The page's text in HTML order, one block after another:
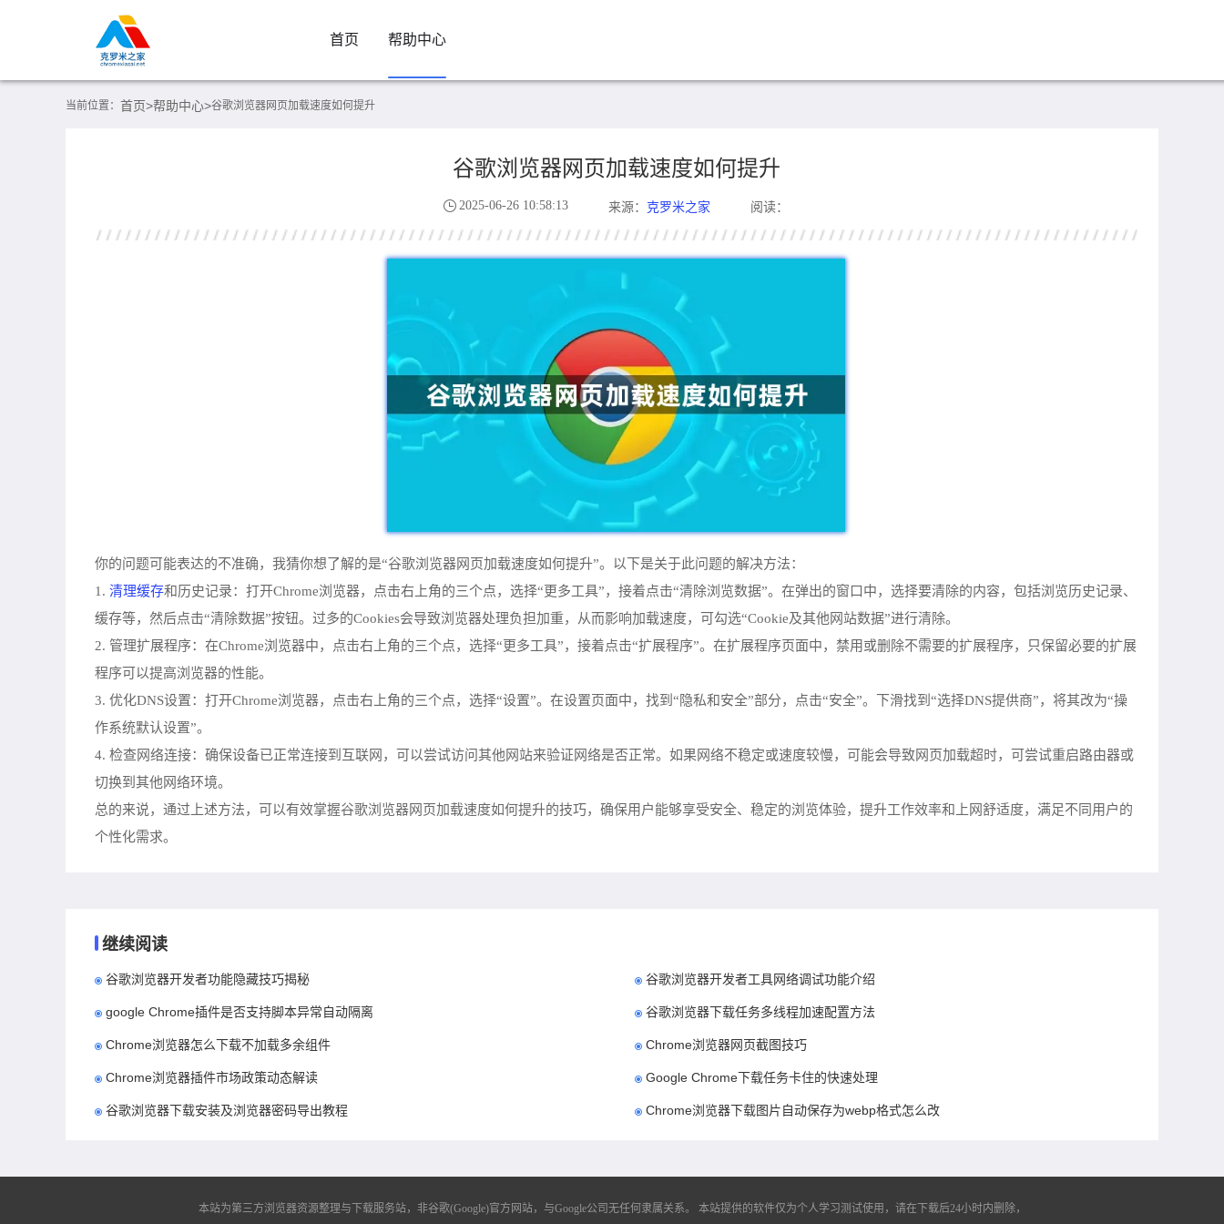
首页 帮助中心
当前位置： 首页>帮助中心>谷歌浏览器网页加载速度如何提升
谷歌浏览器网页加载速度如何提升
2025-06-26 10:58:13 来源： 克罗米之家 阅读：
你的问题可能表达的不准确，我猜你想了解的是“谷歌浏览器网页加载速度如何提升”。以下是关于此问题的解决方法：
1. 清理缓存和历史记录：打开Chrome浏览器，点击右上角的三个点，选择“更多工具”，接着点击“清除浏览数据”。在弹出的窗口中，选择要清除的内容，包括浏览历史记录、
缓存等，然后点击“清除数据”按钮。过多的Cookies会导致浏览器处理负担加重，从而影响加载速度，可勾选“Cookie及其他网站数据”进行清除。
2. 管理扩展程序：在Chrome浏览器中，点击右上角的三个点，选择“更多工具”，接着点击“扩展程序”。在扩展程序页面中，禁用或删除不需要的扩展程序，只保留必要的扩展
程序可以提高浏览器的性能。
3. 优化DNS设置：打开Chrome浏览器，点击右上角的三个点，选择“设置”。在设置页面中，找到“隐私和安全”部分，点击“安全”。下滑找到“选择DNS提供商”，将其改为“操
作系统默认设置”。
4. 检查网络连接：确保设备已正常连接到互联网，可以尝试访问其他网站来验证网络是否正常。如果网络不稳定或速度较慢，可能会导致网页加载超时，可尝试重启路由器或
切换到其他网络环境。
总的来说，通过上述方法，可以有效掌握谷歌浏览器网页加载速度如何提升的技巧，确保用户能够享受安全、稳定的浏览体验，提升工作效率和上网舒适度，满足不同用户的
个性化需求。
继续阅读
谷歌浏览器开发者功能隐藏技巧揭秘 谷歌浏览器开发者工具网络调试功能介绍
google Chrome插件是否支持脚本异常自动隔离 谷歌浏览器下载任务多线程加速配置方法
Chrome浏览器怎么下载不加载多余组件 Chrome浏览器网页截图技巧
Chrome浏览器插件市场政策动态解读 Google Chrome下载任务卡住的快速处理
谷歌浏览器下载安装及浏览器密码导出教程 Chrome浏览器下载图片自动保存为webp格式怎么改
本站为第三方浏览器资源整理与下载服务站，非谷歌(Google)官方网站，与Google公司无任何隶属关系。 本站提供的软件仅为个人学习测试使用，请在下载后24小时内删除，